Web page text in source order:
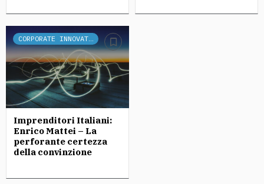
CORPORATE INNOVATION
Imprenditori Italiani:
Enrico Mattei – La
perforante certezza
della convinzione